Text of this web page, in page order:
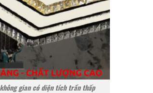
gian có diện tích trần thấp